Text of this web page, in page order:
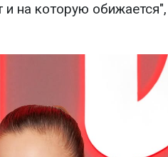
на которую